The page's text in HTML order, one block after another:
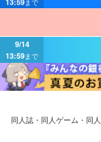
9/14
13:59まで
同人誌・同人ゲーム・同